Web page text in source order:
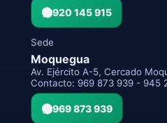
920 145 915
Sede
Moquegua
Av. Ejército A-5, Cercado
Contacto: 969 873 939 - 945
969 873 939